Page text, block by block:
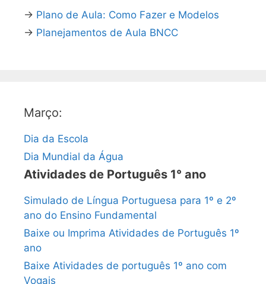
→ Plano de Aula: Como Fazer e Modelos
→ Planejamentos de Aula BNCC
Março:
Dia da Escola
Dia Mundial da Água
Atividades de Português 1° ano
Simulado de Língua Portuguesa para 1º e 2º
ano do Ensino Fundamental
Baixe ou Imprima Atividades de Português 1º
ano
Baixe Atividades de português 1º ano com
Vogais